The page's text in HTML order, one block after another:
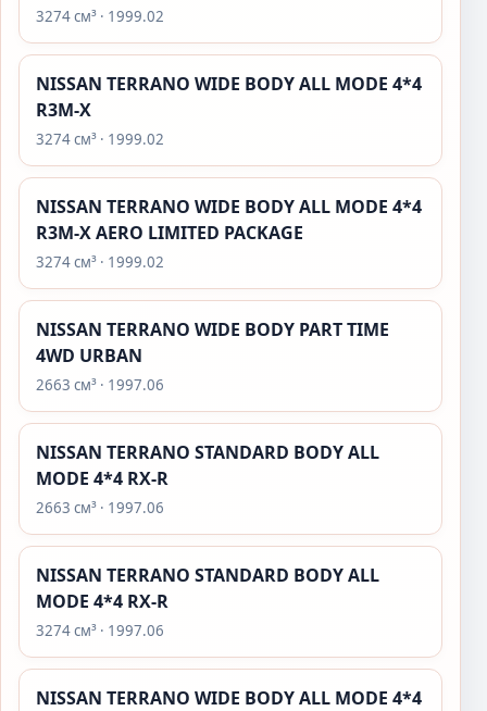
3274 см³ · 1999.02
NISSAN TERRANO WIDE BODY ALL MODE 4*4
R3M-X
3274 см³ · 1999.02
NISSAN TERRANO WIDE BODY ALL MODE 4*4
R3M-X AERO LIMITED PACKAGE
3274 см³ · 1999.02
NISSAN TERRANO WIDE BODY PART TIME
4WD URBAN
2663 см³ · 1997.06
NISSAN TERRANO STANDARD BODY ALL
MODE 4*4 RX-R
2663 см³ · 1997.06
NISSAN TERRANO STANDARD BODY ALL
MODE 4*4 RX-R
3274 см³ · 1997.06
NISSAN TERRANO WIDE BODY ALL MODE 4*4